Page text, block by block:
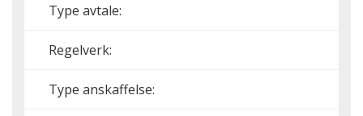
Type avtale:
Regelverk:
Type anskaffelse: